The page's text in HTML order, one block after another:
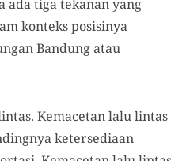
ada tiga tekanan yang
konteks posisinya
Bandung atau
Kemacetan lalu lintas
ketersediaan